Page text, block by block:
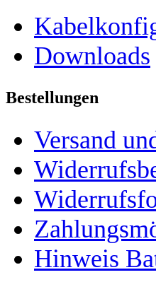
Downloads
Bestellungen
Versand
Hinweis